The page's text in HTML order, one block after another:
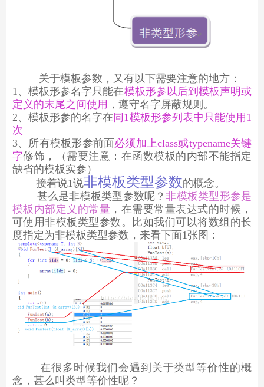
关于模板参数，又有以下需要注意的地方：
1、模板形参名字只能在模板形参以后到模板声明或
定义的末尾之间使用 ，遵守名字屏蔽规则。
2、模板形参的名字在 同1模板形参列表中只能使用1
次
3、所有模板形参前面必须加上class或typename关键
字修饰，（需要注意：在函数模板的内部不能指定
缺省的模板实参）
接着说1说非模板类型参数的概念。
甚么是非模板类型参数呢？非模板类型形参是
模板内部定义的常量 ，在需要常量表达式的时候，
可使用非模板类型参数。比如我们可以将数组的长
度指定为非模板类型参数，来看下面1张图：
在很多时候我们会遇到关于类型等价性的概
念，甚么叫类型等价性呢？